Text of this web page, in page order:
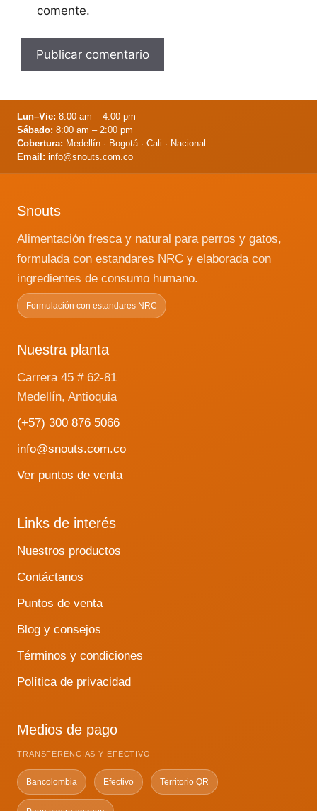
comente.
Lun–Vie: 8:00 am – 4:00 pm
Sábado: 8:00 am – 2:00 pm
Cobertura: Medellín · Bogotá · Cali · Nacional
Email: info@snouts.com.co
Snouts
Alimentación fresca y natural para perros y gatos,
formulada con estandares NRC y elaborada con
ingredientes de consumo humano.
Formulación con estandares NRC
Nuestra planta
Carrera 45 # 62-81
Medellín, Antioquia
(+57) 300 876 5066
info@snouts.com.co
Ver puntos de venta
Links de interés
Nuestros productos
Contáctanos
Puntos de venta
Blog y consejos
Términos y condiciones
Política de privacidad
Medios de pago
TRANSFERENCIAS Y EFECTIVO
Bancolombia Efectivo Territorio QR